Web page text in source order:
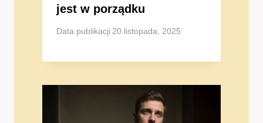
jest w porządku
Data publikacji 20 listopada, 2025